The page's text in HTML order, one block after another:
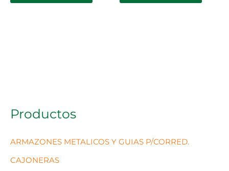
Productos
ARMAZONES METALICOS Y GUIAS P/CORRED.
CAJONERAS